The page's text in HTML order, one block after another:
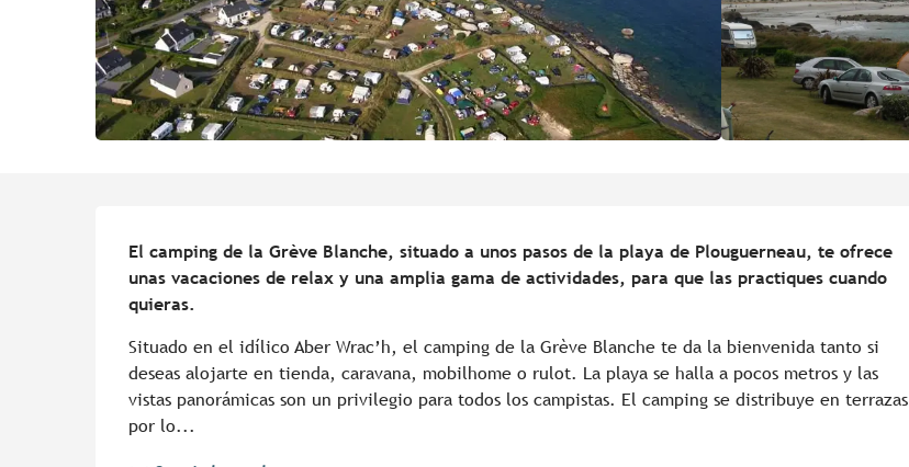
El camping de la Grève Blanche, situado a unos pasos de la playa de Plouguerneau, te ofrece
unas vacaciones de relax y una amplia gama de actividades, para que las practiques cuando
quieras.
Situado en el idílico Aber Wrac’h, el camping de la Grève Blanche te da la bienvenida tanto si
deseas alojarte en tienda, caravana, mobilhome o rulot. La playa se halla a pocos metros y las
vistas panorámicas son un privilegio para todos los campistas. El camping se distribuye en terrazas
por lo...